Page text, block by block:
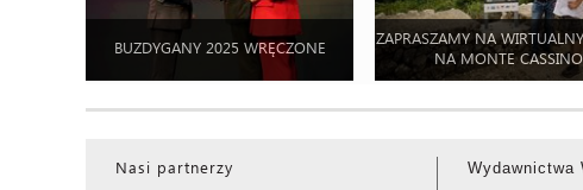
BUZDYGANY 2025 WRĘCZONE
ZAPRASZAMY NA
NA MONTE CASSINO
Nasi partnerzy
Wydawnictwa